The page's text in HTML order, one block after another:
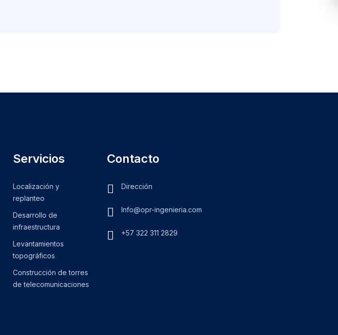
Servicios
Localización y
replanteo
Desarrollo de
infraestructura
Levantamientos
topográficos
Construcción de torres
de telecomunicaciones
Contacto
Dirección
Info@opr-ingenieria.com
+57 322 311 2829